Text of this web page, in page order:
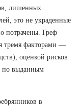
лишенных
это не украденные
потрачены. Греф
тремя факторами —
оценкой рисков
по выданным
в